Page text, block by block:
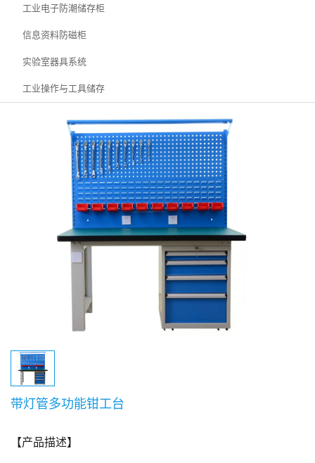
工业电子防潮储存柜
信息资料防磁柜
实验室器具系统
工业操作与工具储存
带灯管多功能钳工台
【产品描述】